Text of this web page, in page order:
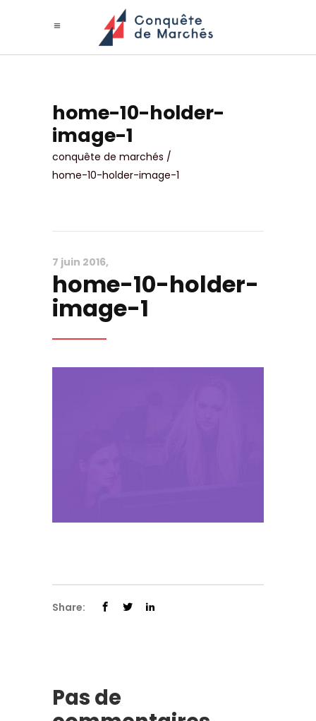
home-10-holder-
image-1
conquête de marchés /
home-10-holder-image-1
7 juin 2016
home-10-holder-
image-1
Share:
Pas de